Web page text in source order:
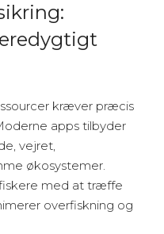
kræver præcis
apps tilbyder
vejret,
økosystemer.
med at træffe
overfiskning og